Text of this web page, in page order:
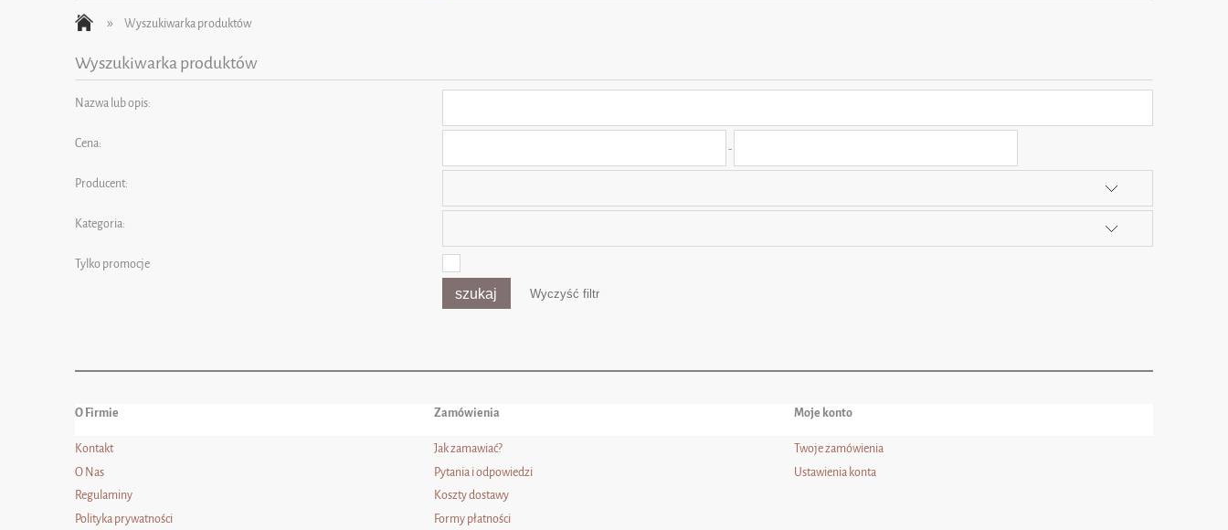
» Wyszukiwarka produktów
Wyszukiwarka produktów
Nazwa lub opis:
Cena: -
Producent:
Kategoria:
Tylko promocje
szukaj Wyczyść filtr
O Firmie
Kontakt
O Nas
Regulaminy
Polityka prywatności
Zamówienia
Jak zamawiać?
Pytania i odpowiedzi
Koszty dostawy
Formy płatności
Moje konto
Twoje zamówienia
Ustawienia konta